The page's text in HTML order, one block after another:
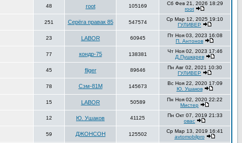
48 root 105169
Сб Фев 21, 2026 18:29
root
251 Серёга правак 85 547574
Ср Мар 12, 2025 19:10
ГУЛИВЕР
23 LABOR 60945
Пт Ноя 03, 2023 16:08
П. Антонов
77 кондр-75 138381
Чт Ноя 02, 2023 17:46
Д.Пушкарев
45 fliger 89646
Пн Авг 02, 2021 10:30
ГУЛИВЕР
78 Сэм-81М 145673
Вс Ноя 22, 2020 17:09
Ю. Ушаков
15 LABOR 50589
Пн Ноя 02, 2020 22:22
Мистер
12 Ю. Ушаков 41125
Пн Окт 07, 2019 21:33
овас
59 ДЖОНСОН 125502
Ср Мар 13, 2019 16:41
avtomobilpro